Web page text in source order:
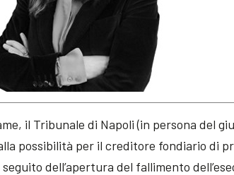
il Tribunale di Napoli (in persona del
possibilità per il creditore fondiario di
dell’apertura del fallimento